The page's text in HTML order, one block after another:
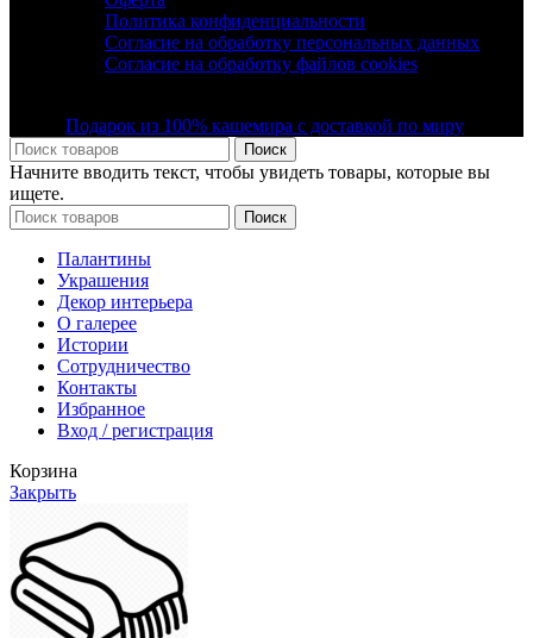
Политика конфиденциальности
Согласие на обработку персональных данных
Согласие на обработку файлов cookies
Подарок из 100% кашемира с доставкой по миру
Поиск
Начните вводить текст, чтобы увидеть товары, которые вы
ищете.
Поиск
Палантины
Украшения
Декор интерьера
О галерее
Истории
Сотрудничество
Контакты
Избранное
Вход / регистрация
Корзина
Закрыть